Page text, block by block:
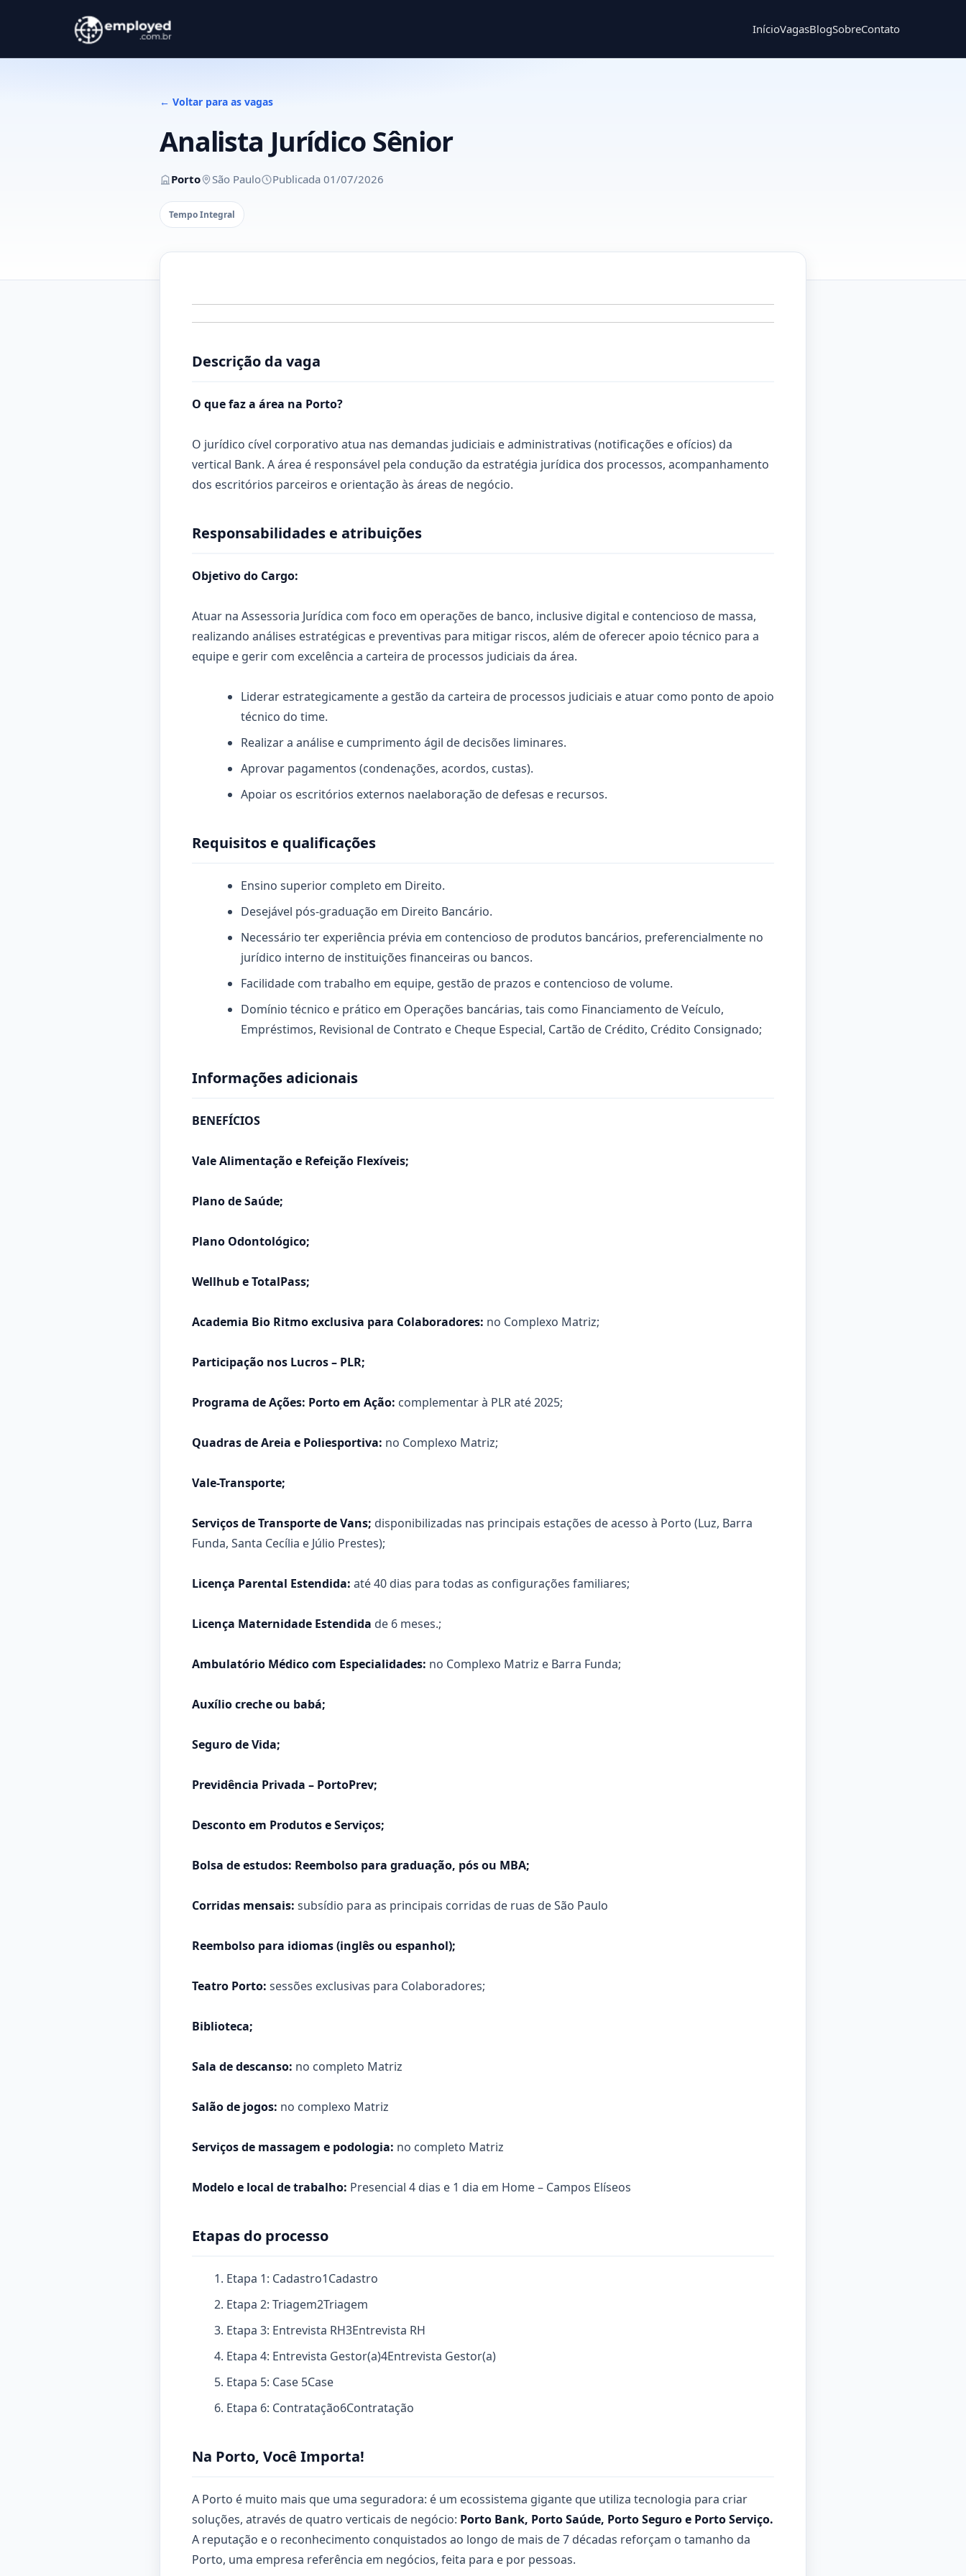
InícioVagasBlogSobreContato
← Voltar para as vagas
Analista Jurídico Sênior
Porto São Paulo Publicada 01/07/2026
Tempo Integral
Descrição da vaga
O que faz a área na Porto?
O jurídico cível corporativo atua nas demandas judiciais e administrativas (notificações e ofícios) da
vertical Bank. A área é responsável pela condução da estratégia jurídica dos processos, acompanhamento
dos escritórios parceiros e orientação às áreas de negócio.
Responsabilidades e atribuições
Objetivo do Cargo:
Atuar na Assessoria Jurídica com foco em operações de banco, inclusive digital e contencioso de massa,
realizando análises estratégicas e preventivas para mitigar riscos, além de oferecer apoio técnico para a
equipe e gerir com excelência a carteira de processos judiciais da área.
Liderar estrategicamente a gestão da carteira de processos judiciais e atuar como ponto de apoio
técnico do time.
Realizar a análise e cumprimento ágil de decisões liminares.
Aprovar pagamentos (condenações, acordos, custas).
Apoiar os escritórios externos naelaboração de defesas e recursos.
Requisitos e qualificações
Ensino superior completo em Direito.
Desejável pós-graduação em Direito Bancário.
Necessário ter experiência prévia em contencioso de produtos bancários, preferencialmente no
jurídico interno de instituições financeiras ou bancos.
Facilidade com trabalho em equipe, gestão de prazos e contencioso de volume.
Domínio técnico e prático em Operações bancárias, tais como Financiamento de Veículo,
Empréstimos, Revisional de Contrato e Cheque Especial, Cartão de Crédito, Crédito Consignado;
Informações adicionais
BENEFÍCIOS
Vale Alimentação e Refeição Flexíveis;
Plano de Saúde;
Plano Odontológico;
Wellhub e TotalPass;
Academia Bio Ritmo exclusiva para Colaboradores: no Complexo Matriz;
Participação nos Lucros – PLR;
Programa de Ações: Porto em Ação: complementar à PLR até 2025;
Quadras de Areia e Poliesportiva: no Complexo Matriz;
Vale-Transporte;
Serviços de Transporte de Vans; disponibilizadas nas principais estações de acesso à Porto (Luz, Barra
Funda, Santa Cecília e Júlio Prestes);
Licença Parental Estendida: até 40 dias para todas as configurações familiares;
Licença Maternidade Estendida de 6 meses.;
Ambulatório Médico com Especialidades: no Complexo Matriz e Barra Funda;
Auxílio creche ou babá;
Seguro de Vida;
Previdência Privada – PortoPrev;
Desconto em Produtos e Serviços;
Bolsa de estudos: Reembolso para graduação, pós ou MBA;
Corridas mensais: subsídio para as principais corridas de ruas de São Paulo
Reembolso para idiomas (inglês ou espanhol);
Teatro Porto: sessões exclusivas para Colaboradores;
Biblioteca;
Sala de descanso: no completo Matriz
Salão de jogos: no complexo Matriz
Serviços de massagem e podologia: no completo Matriz
Modelo e local de trabalho: Presencial 4 dias e 1 dia em Home – Campos Elíseos
Etapas do processo
Etapa 1: Cadastro1Cadastro
Etapa 2: Triagem2Triagem
Etapa 3: Entrevista RH3Entrevista RH
Etapa 4: Entrevista Gestor(a)4Entrevista Gestor(a)
Etapa 5: Case 5Case
Etapa 6: Contratação6Contratação
Na Porto, Você Importa!
A Porto é muito mais que uma seguradora: é um ecossistema gigante que utiliza tecnologia para criar
soluções, através de quatro verticais de negócio: Porto Bank, Porto Saúde, Porto Seguro e Porto Serviço.
A reputação e o reconhecimento conquistados ao longo de mais de 7 décadas reforçam o tamanho da
Porto, uma empresa referência em negócios, feita para e por pessoas.